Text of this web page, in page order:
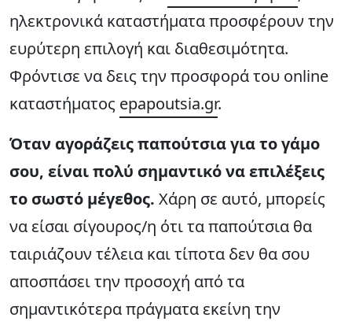
ηλεκτρονικά καταστήματα προσφέρουν την
ευρύτερη επιλογή και διαθεσιμότητα.
Φρόντισε να δεις την προσφορά του online
καταστήματος epapoutsia.gr.
Όταν αγοράζεις παπούτσια για το γάμο
σου, είναι πολύ σημαντικό να επιλέξεις
το σωστό μέγεθος. Χάρη σε αυτό, μπορείς
να είσαι σίγουρος/η ότι τα παπούτσια θα
ταιριάζουν τέλεια και τίποτα δεν θα σου
αποσπάσει την προσοχή από τα
σημαντικότερα πράγματα εκείνη την